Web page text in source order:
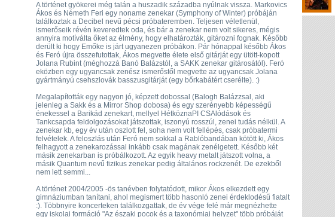
A történet gyökerei még talán a huszadik századba nyúlnak vissza. Markovics
Ákos és Németh Feri egy noname zenekar (Symphony of Winter) próbáján
találkoztak a Decibel nevű pécsi próbateremben. Teljesen véletlenül,
ismerőseik révén keveredtek oda, és bár a zenekar nem volt sikeres, mégis
annyira motíválta őket az élmény, hogy elhatározták, gitározni fognak. Később
derült ki hogy Emőke is járt ugyanezen próbákon. Pár hónappal később Ákos
és Feró újra összefutottak, Ákos megvette élete első gitárját egy ütött-kopott
Jolana Rubint (méghozzá Banó Balázstól, a SAKK zenekar gitárosától). Feró
eközben egy ugyancsak zenész ismerőstől megvette az ugyancsak Jolana
gyártmányú csehszlovák basszusgitárját (egy bőrkabátért cserélte). :)
Megalapították egy nagyon jó, képzett dobossal (Balogh Balázzsal, aki
jelenleg a Sakk és a Mirror Shop dobosa) és egy szerényebb képességű
énekessel a Barikád zenekart, mellyel HétköznaPI CSAlódások és
Tankcsapda feldolgozásokat játszottak, iszonyú rosszúl, zenei tudás nélkül. A
zenekar kb, egy év után oszlott fel, soha nem volt fellépés, csak próbatermi
felvételek. A feloszlás után Feró nem sokkal a Rablóbandában kötött ki, Ákos
felhagyott a zenekarozással inkább csak magának zenélgetett. Később két
másik zenekarban is próbálkozott. Az egyik heavy metalt játszott volna, a
másik Quantum nevű fizikus zenekar pedig általános rockzenét. De ezekből
nem lett semmi...
A történet 2004/2005 -ös tanévben folytatódott, mikor Ákos elkezdett egy
gimnáziumban tanítani, ahol megismert több hasonló zenei érdeklodésű fiatalt
:). Többnyire koncerteken találkozgattak, de év vége felé már megnézhette
egy iskolai formáció "Az északi pocok és a taxonómiai helyzet" több próbáját